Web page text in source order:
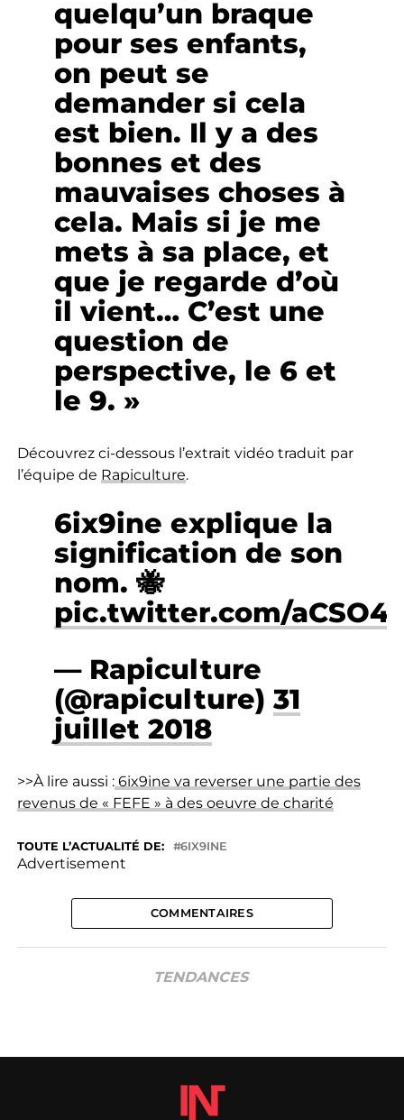
quelqu’un braque
pour ses enfants,
on peut se
demander si cela
est bien. Il y a des
bonnes et des
mauvaises choses à
cela. Mais si je me
mets à sa place, et
que je regarde d’où
il vient… C’est une
question de
perspective, le 6 et
le 9. »
Découvrez ci-dessous l’extrait vidéo traduit par
l’équipe de Rapiculture.
6ix9ine explique la
signification de son
nom. 🐝
pic.twitter.com/
— Rapiculture
(@rapiculture) 31
juillet 2018
>>À lire aussi :6ix9ine va reverser une partie des
revenus de « FEFE » à des oeuvre de charité
TOUTE L’ACTUALITÉ DE: 6IX9INE
Advertisement
COMMENTAIRES
TENDANCES